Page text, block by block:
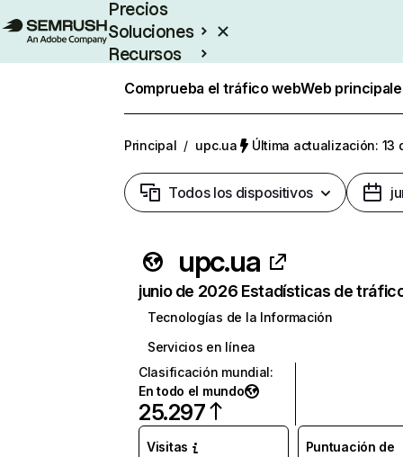
Precios
Soluciones
Recursos
Comprueba el tráfico webWeb
Principal / upc.ua Última actualización: 13
Todos los dispositivos
upc.ua
junio de 2026 Estadísticas de
Tecnologías de la Información
Servicios en línea
Clasificación mundial:
En todo el mundo
25.297
Visitas
Puntuación de